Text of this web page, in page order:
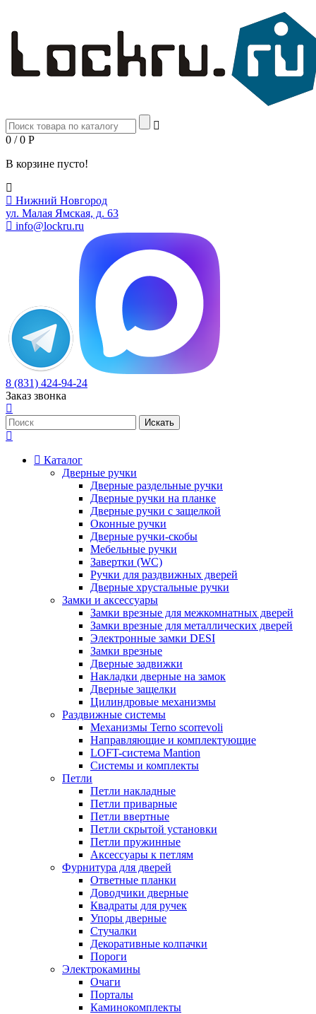
0 / 0 Р
В корзине пусто!
Нижний Новгород
ул. Малая Ямская, д. 63
info@lockru.ru
8 (831) 424-94-24
Заказ звонка
Каталог
Дверные ручки
Дверные раздельные ручки
Дверные ручки на планке
Дверные ручки с защелкой
Оконные ручки
Дверные ручки-скобы
Мебельные ручки
Завертки (WC)
Ручки для раздвижных дверей
Дверные хрустальные ручки
Замки и аксессуары
Замки врезные для межкомнатных дверей
Замки врезные для металлических дверей
Электронные замки DESI
Замки врезные
Дверные задвижки
Накладки дверные на замок
Дверные защелки
Цилиндровые механизмы
Раздвижные системы
Механизмы Terno scorrevoli
Направляющие и комплектующие
LOFT-cистема Mantion
Системы и комплекты
Петли
Петли накладные
Петли приварные
Петли ввертные
Петли скрытой установки
Петли пружинные
Аксессуары к петлям
Фурнитура для дверей
Ответные планки
Доводчики дверные
Квадраты для ручек
Упоры дверные
Стучалки
Декоративные колпачки
Пороги
Электрокамины
Очаги
Порталы
Каминокомплекты